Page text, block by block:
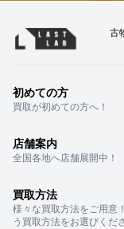
古
初めての方
買取が初めての方へ！
店舗案内
全国各地へ店舗展開中！
買取方法
様々な買取方法をご用意
う買取方法をお選びくだ